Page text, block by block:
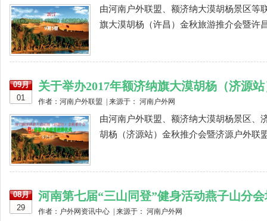
由河南户外联盟、额济纳大漠胡杨景区等
旗大漠胡杨（许昌）金秋旅游推介会暨许
09月
01
关于举办2017年额济纳旗大漠胡杨（济源
作者：河南户外联盟 | 来源于： 河南户外网
由河南户外联盟、额济纳大漠胡杨景区、
胡杨（济源站）金秋推介会暨济源户外联
08月
29
河南第七届“三山同登”健身活动燕子山分
作者：户外网资讯中心 | 来源于： 河南户外网